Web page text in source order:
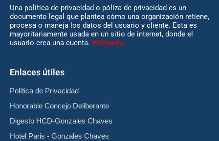
Una política de privacidad o póliza de privacidad es un
documento legal que plantea cómo una organización retiene,
procesa o maneja los datos del usuario y cliente. Esta es
mayoritariamente usada en un sitio de internet, donde el
usuario crea una cuenta. Wikipedia
Enlaces útiles
Política de Privacidad
Honorable Concejo Deliberante
Digesto HCD-Gonzales Chaves
Hotel Paris - Gonzales Chaves